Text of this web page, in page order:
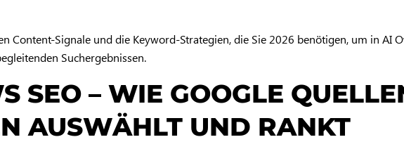
Content-Signale und die Keyword-Strategien, die Sie 2026 benötigen, um in AI
Suchergebnissen.
SEO – WIE GOOGLE
AUSWÄHLT UND RANKT